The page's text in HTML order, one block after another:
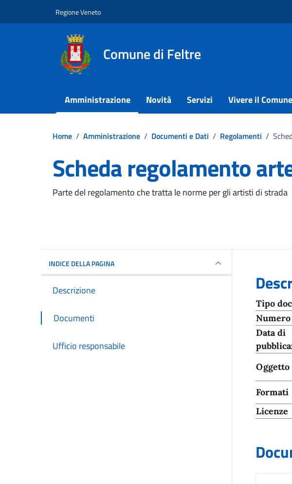
Regione Veneto
Comune di Feltre
Amministrazione Novità Servizi Vivere il Comune
Home / Amministrazione / Documenti e Dati / Regolamenti /
Scheda regolamento
Dettagli del documento
Parte del regolamento che tratta le norme per gli artisti di strada
INDICE DELLA PAGINA
Descrizione
Documenti
Ufficio responsabile
Tipo
Numero
Data di
Oggetto
Formati
Licenze